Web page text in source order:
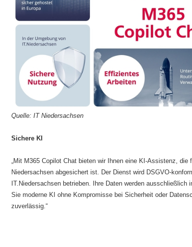
Quelle: IT Niedersachsen
Sichere KI
„Mit M365 Copilot Chat bieten wir Ihnen eine KI-Assistenz, die
Niedersachsen abgesichert ist. Der Dienst wird DSGVO-
IT.Niedersachsen betrieben. Ihre Daten werden
Sie moderne KI ohne Kompromisse bei Sicherheit oder
zuverlässig.“